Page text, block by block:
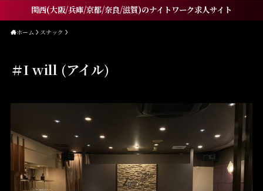
関西(大阪/兵庫/京都/奈良/滋賀)のナイトワーク求人サイト
ホーム スナック
＃I will (アイル)